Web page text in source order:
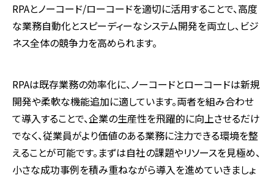
RPAとノーコード/ローコードを適切に活用することで、高度
な業務自動化とスピーディーなシステム開発を両立し、ビジ
ネス全体の競争力を高められます。
RPAは既存業務の効率化に、ノーコードとローコードは新規
開発や柔軟な機能追加に適しています。両者を組み合わせ
て導入することで、企業の生産性を飛躍的に向上させるだけ
でなく、従業員がより価値のある業務に注力できる環境を整
えることが可能です。まずは自社の課題やリソースを見極め、
小さな成功事例を積み重ねながら導入を進めていきましょ